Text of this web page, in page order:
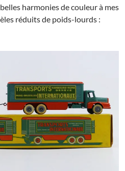
harmonies de couleur à mes
réduits de poids-lourds :